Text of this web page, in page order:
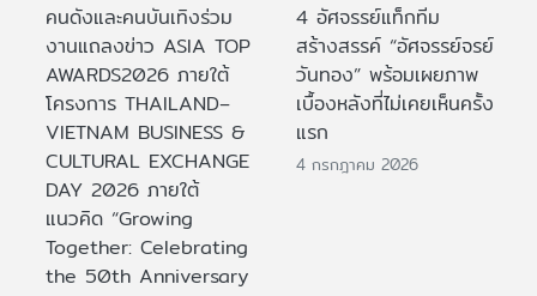
คนดังและคนบันเทิงร่วม
งานแถลงข่าว ASIA TOP
AWARDS2026 ภายใต้
โครงการ THAILAND–
VIETNAM BUSINESS &
CULTURAL EXCHANGE
DAY 2026 ภายใต้
แนวคิด “Growing
Together: Celebrating
the 50th Anniversary
4 อัศจรรย์แท็กทีม
สร้างสรรค์ “อัศจรรย์จรย์
วันทอง” พร้อมเผยภาพ
เบื้องหลังที่ไม่เคยเห็นครั้ง
แรก
4 กรกฎาคม 2026